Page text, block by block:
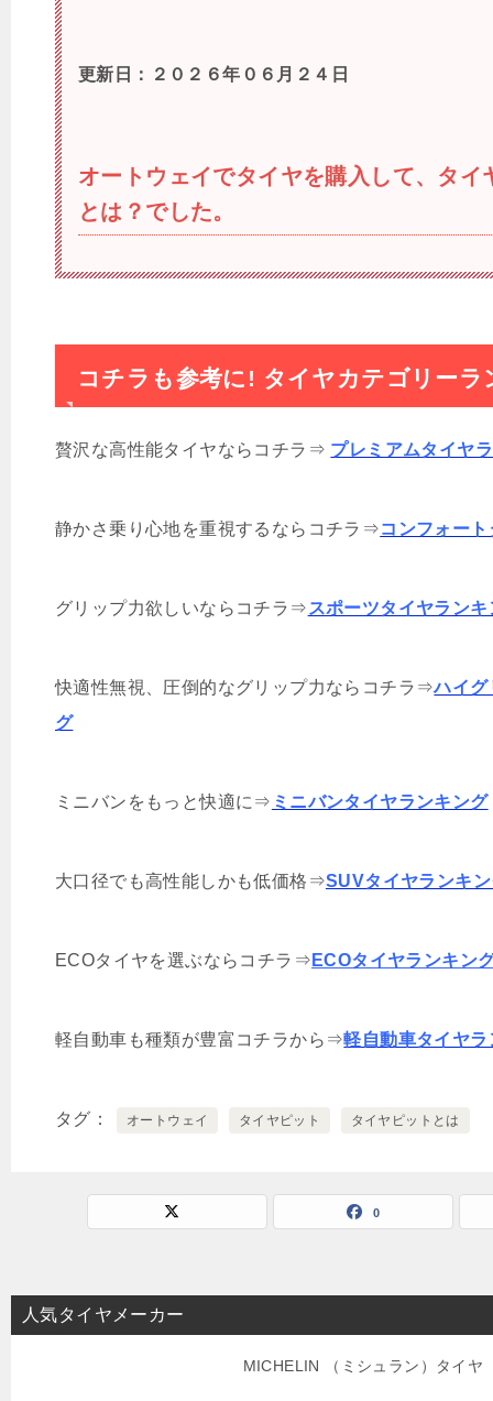
更新日：２０２６年０６ 月２４ 日
オートウェイでタイヤを購入して、タイ
とは？でした。
コチラも参考に! タイヤカテゴリーラ
贅沢な高性能タイヤならコチラ⇒ プレミアムタイヤ
静かさ乗り心地を重視するならコチラ⇒コンフォー
グリップ力欲しいならコチラ⇒ スポーツタイヤランキ
快適性無視、圧倒的なグリップ力ならコチラ⇒ハイグ
グ
ミニバンをもっと快適に⇒ ミニバンタイヤランキング
大口径でも高性能しかも低価格⇒SUVタイヤランキ
ECOタイヤを選ぶならコチラ⇒ ECOタイヤランキン
軽自動車も種類が豊富コチラから⇒軽自動車タイヤラ
タグ オートウェイ タイヤピット タイヤピットとは
0
人気タイヤメーカー
MICHELIN （ミシュラン）タイヤ